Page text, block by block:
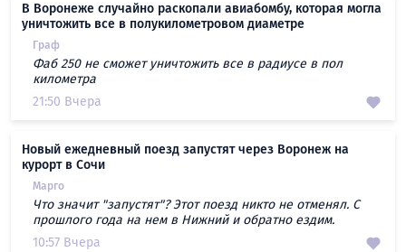
В Воронеже случайно раскопали авиабомбу, которая могла
уничтожить все в полукилометровом диаметре
Граф
Фаб 250 не сможет уничтожить все в радиусе в пол
километра
21:50 Вчера
Новый ежедневный поезд запустят через Воронеж на
курорт в Сочи
Марго
Что значит "запустят"? Этот поезд никто не отменял. С
прошлого года на нем в Нижний и обратно ездим.
10:57 Вчера